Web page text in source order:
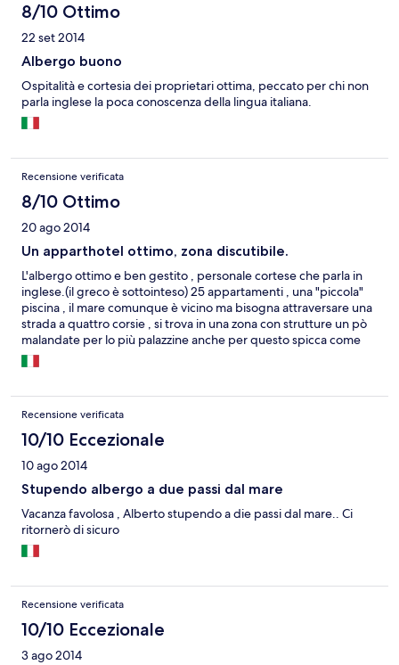
8/10 Ottimo
22 set 2014
Albergo buono
Ospitalità e cortesia dei proprietari ottima, peccato per chi non
parla inglese la poca conoscenza della lingua italiana.
Recensione verificata
8/10 Ottimo
20 ago 2014
Un apparthotel ottimo, zona discutibile.
L'albergo ottimo e ben gestito , personale cortese che parla in
inglese.(il greco è sottointeso) 25 appartamenti , una "piccola"
piscina , il mare comunque è vicino ma bisogna attraversare una
strada a quattro corsie , si trova in una zona con strutture un pò
malandate per lo più palazzine anche per questo spicca come
una mosca bianca . Minimarket e ristoranti in zona possono
tornare utili . A circa 15/20 minuti di camminata c'è la città di Rodi
che attrezzate . Per foruna a 25 metri dall' albergo c'è la fermata
del bus n°6 che vi porterà a destinazione senza problemi ,
scendete al capolinea ovvero il porto e da li cominciate . Direi
che affittare un mezzo è necessario per essere liberi e poter
visitare l'isola . Nel periodo trascorso da noi nel' appartamento
(05.08-19.08) non abbiamo avuto problemi , pulizie e cambio
asciugamani a richiesta anche tutti i giorni , per la colazione
compresa nel pacchetto c'è una saletta sopra la hall dove i pochi
tavoli sono un p'ò troppo vicini ma trovando il mometo giusto ci
Recensione verificata
10/10 Eccezionale
10 ago 2014
Stupendo albergo a due passi dal mare
Vacanza favolosa , Alberto stupendo a die passi dal mare.. Ci
ritornerò di sicuro
Recensione verificata
10/10 Eccezionale
3 ago 2014